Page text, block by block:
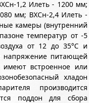
1,2 Илеть - 1200 мм;
мм; ВХСн-2,4 Илеть -
камеры (внутренний
температур от -5
от 12 до 35°С и
напряжение питающей
встроенное или
хладон
производится
поддон для сбора